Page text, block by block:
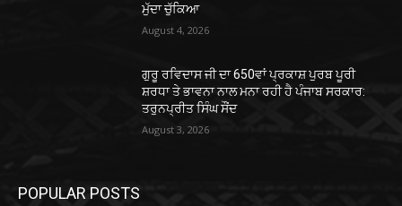
ਮੁੱਦਾ ਚੁੱਕਿਆ
August 4, 2026
ਗੁਰੂ ਰਵਿਦਾਸ ਜੀ ਦਾ 650ਵਾਂ ਪ੍ਰਕਾਸ਼ ਪੁਰਬ ਪੂਰੀ
ਸ਼ਰਧਾ ਤੇ ਭਾਵਨਾ ਨਾਲ ਮਨਾ ਰਹੀ ਹੈ ਪੰਜਾਬ ਸਰਕਾਰ:
ਤਰੁਨਪ੍ਰੀਤ ਸਿੰਘ ਸੌਂਦ
August 3, 2026
POPULAR POSTS